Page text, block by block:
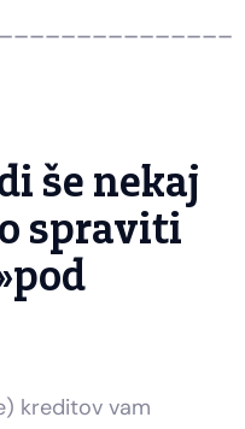
še nekaj
spraviti
kreditov vam